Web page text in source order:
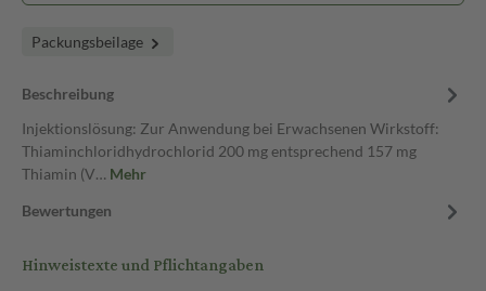
Packungsbeilage
Beschreibung
Injektionslösung: Zur Anwendung bei Erwachsenen Wirkstoff:
Thiaminchloridhydrochlorid 200 mg entsprechend 157 mg
Thiamin (V… Mehr
Bewertungen
Hinweistexte und Pflichtangaben